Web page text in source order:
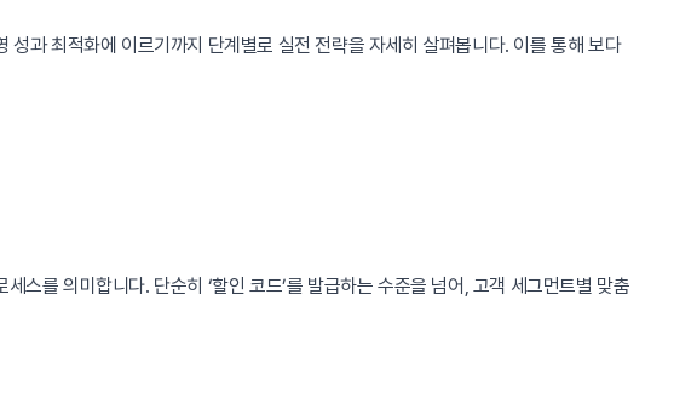
과 최적화에 이르기까지 단계별로 실전 전략을 자세히 살펴봅니다. 이를 통해 보다
스를 의미합니다. 단순히 ‘할인 코드’를 발급하는 수준을 넘어, 고객 세그먼트별 맞춤